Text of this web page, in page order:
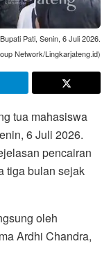
Pati, Senin, 6 Juli 2026.
Network/Lingkarjateng.id)
tua mahasiswa
6 Juli 2026.
pencairan
tiga bulan sejak
oleh
Ardhi Chandra,